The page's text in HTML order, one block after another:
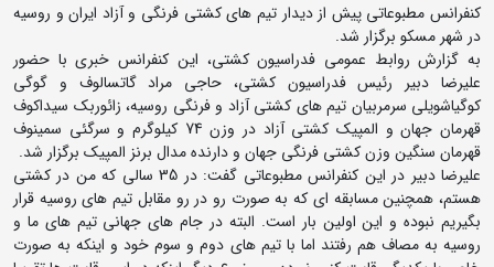
کنفرانس مطبوعاتی پیش از دیدار تیم های کشتی فرنگی و آزاد ایران و روسیه
در شهر مسکو برگزار شد.
به گزارش روابط عمومی فدراسیون کشتی، این کنفرانس خبری با حضور
علیرضا دبیر رئیس فدراسیون کشتی، حاجی مراد گاتسالوف و گوگی
کوگیاشویلی سرمربیان تیم های کشتی آزاد و فرنگی روسیه، زائوربک سیداکوف
قهرمان جهان و المپیک کشتی آزاد در وزن 74 کیلوگرم و سرگئی سمینوف
قهرمان سنگین وزن کشتی فرنگی جهان و دارنده مدال برنز المپیک برگزار شد.
علیرضا دبیر در این کنفرانس مطبوعاتی گفت: در 35 سالی که من در کشتی
هستم، همچنین مسابقه ای که به صورت رو در رو مقابل تیم های روسیه قرار
بگیریم نبوده و این اولین بار است. البته در جام های جهانی تیم های ما و
روسیه به مصاف هم رفتند اما با تیم های دوم و سوم خود و اینکه به صورت